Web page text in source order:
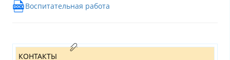
Воспитательная работа
КОНТАКТЫ